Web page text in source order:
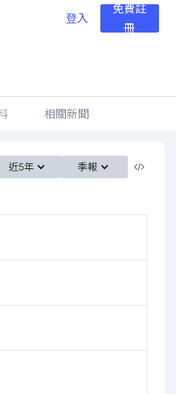
登入
免費註
冊
相關新聞
近5年 季報